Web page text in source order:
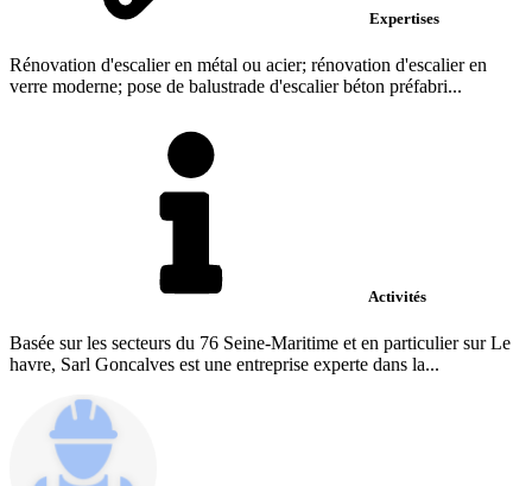
Expertises
Rénovation d'escalier en métal ou acier; rénovation d'escalier en
verre moderne; pose de balustrade d'escalier béton préfabri...
Activités
Basée sur les secteurs du 76 Seine-Maritime et en particulier sur Le
havre, Sarl Goncalves est une entreprise experte dans la...